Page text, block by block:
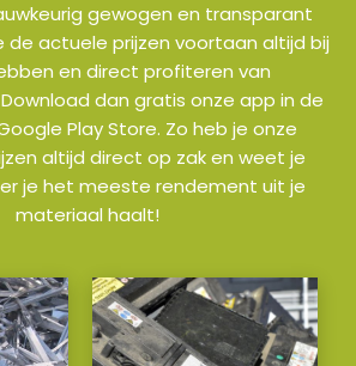
gewogen en transparant
de actuele prijzen voortaan altijd bij
en direct profiteren van
dan gratis onze app in de
Play Store. Zo heb je onze
altijd direct op zak en weet je
je het meeste rendement uit je
materiaal haalt!
a